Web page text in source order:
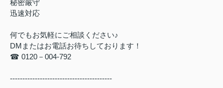
秘密厳守
迅速対応
何でもお気軽にご相談ください♪
DM またはお電話お待ちしております！
☎ 0120 － 004-792
-----------------------------------------